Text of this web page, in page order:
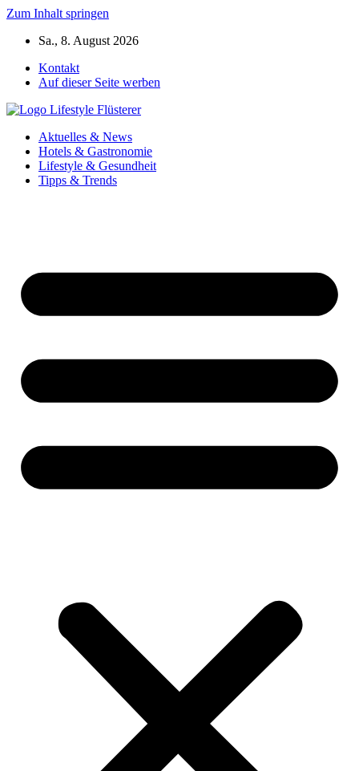
Zum Inhalt springen
Sa., 8. August 2026
Kontakt
Auf dieser Seite werben
Aktuelles & News
Hotels & Gastronomie
Lifestyle & Gesundheit
Tipps & Trends